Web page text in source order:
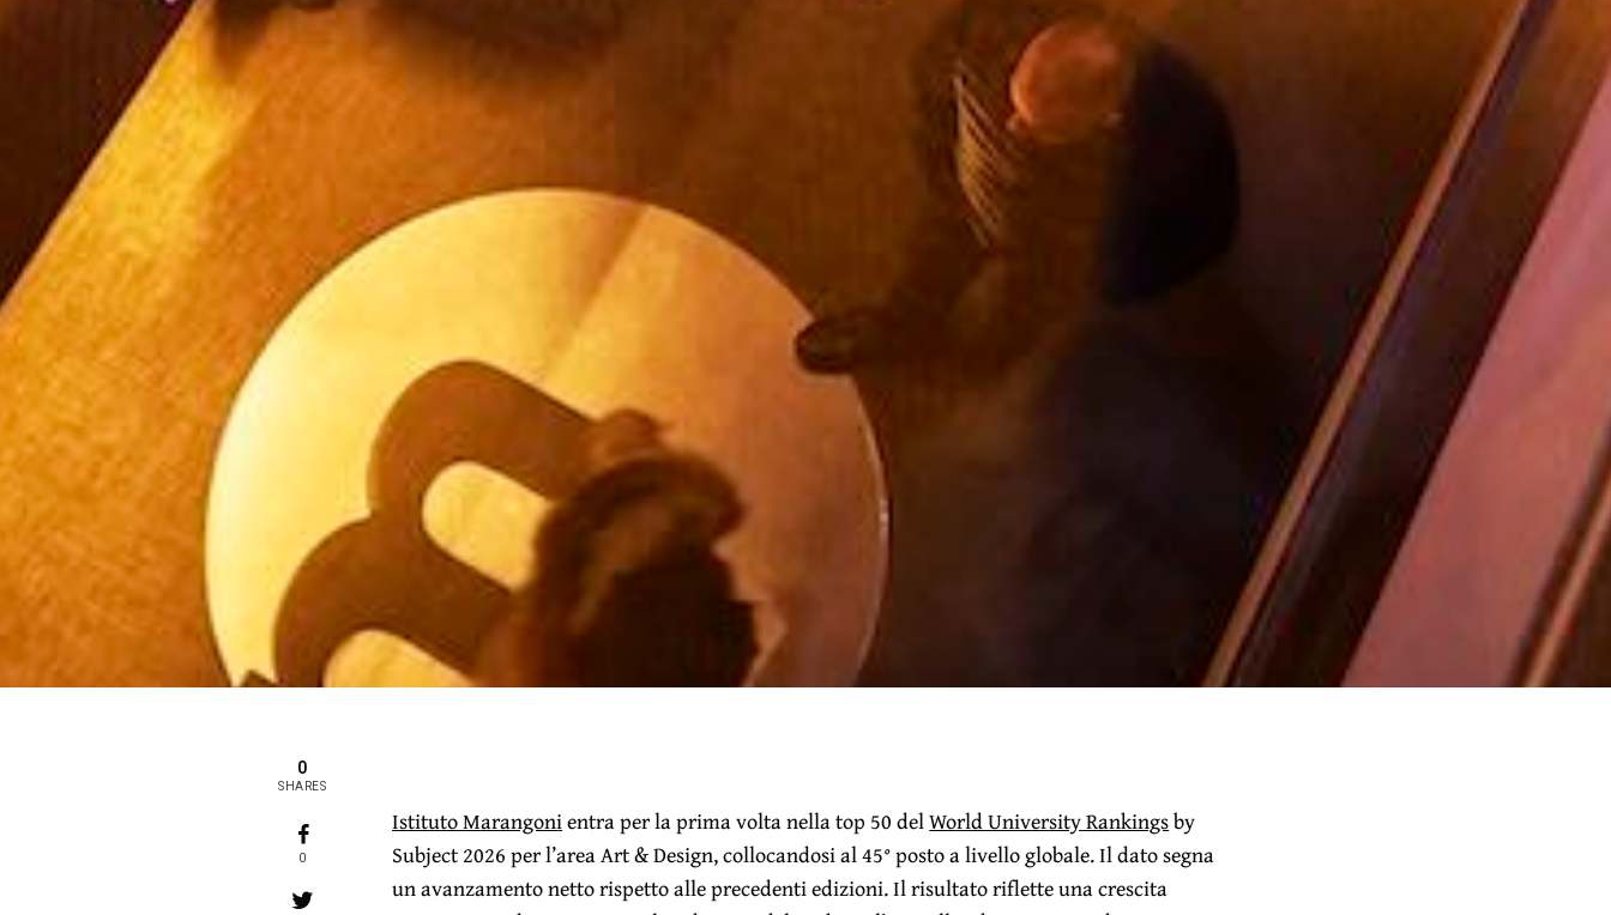
0
SHARES
0
Istituto Marangonientra per la prima volta nella top 50 delWorld University Rankingsby
Subject 2026per l’areaArt & Design, collocandosi al45° postoa livello globale. Il dato segna
un avanzamento netto rispetto alle precedenti edizioni. Il risultato riflette una crescita